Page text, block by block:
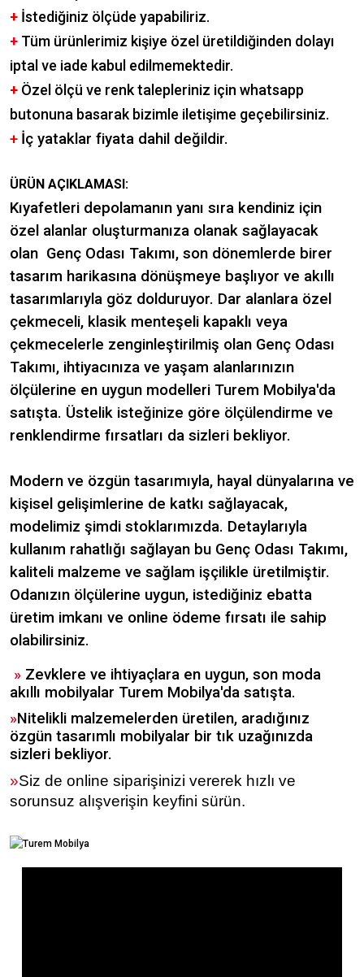
+ İstediğiniz ölçüde yapabiliriz.
+ Tüm ürünlerimiz kişiye özel üretildiğinden dolayı
iptal ve iade kabul edilmemektedir.
+ Özel ölçü ve renk talepleriniz için whatsapp
butonuna basarak bizimle iletişime geçebilirsiniz.
+ İç yataklar fiyata dahil değildir.
ÜRÜN AÇIKLAMASI:
Kıyafetleri depolamanın yanı sıra kendiniz için
özel alanlar oluşturmanıza olanak sağlayacak
olan Genç Odası Takımı, son dönemlerde birer
tasarım harikasına dönüşmeye başlıyor ve akıllı
tasarımlarıyla göz dolduruyor. Dar alanlara özel
çekmeceli, klasik menteşeli kapaklı veya
çekmecelerle zenginleştirilmiş olan Genç Odası
Takımı, ihtiyacınıza ve yaşam alanlarınızın
ölçülerine en uygun modelleri Turem Mobilya'da
satışta. Üstelik isteğinize göre ölçülendirme ve
renklendirme fırsatları da sizleri bekliyor.
Modern ve özgün tasarımıyla, hayal dünyalarına ve
kişisel gelişimlerine de katkı sağlayacak,
modelimiz şimdi stoklarımızda. Detaylarıyla
kullanım rahatlığı sağlayan bu Genç Odası Takımı,
kaliteli malzeme ve sağlam işçilikle üretilmiştir.
Odanızın ölçülerine uygun, istediğiniz ebatta
üretim imkanı ve online ödeme fırsatı ile sahip
olabilirsiniz.
» Zevklere ve ihtiyaçlara en uygun, son moda
akıllı mobilyalar Turem Mobilya'da satışta.
»Nitelikli malzemelerden üretilen, aradığınız
özgün tasarımlı mobilyalar bir tık uzağınızda
sizleri bekliyor.
»Siz de online siparişinizi vererek hızlı ve
sorunsuz alışverişin keyfini sürün.